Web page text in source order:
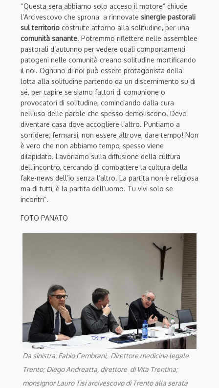
“Questa sera abbiamo solo acceso il motore” chiude
l’Arcivescovo che sprona a rinnovate sinergie pastorali
sul territorio costruite attorno alla solitudine, per una
comunità sanante. Potremmo riflettere nelle assemblee
pastorali d’autunno per vedere quali comportamenti
patogeni nelle comunità creano solitudine mortificando
il noi. Ognuno di noi può essere protagonista della
lotta alla solitudine partendo da un discernimento su di
sé, per capire se siamo fattori di comunione o
provocatori di solitudine, cominciando dalla cura
nell’uso delle parole che spesso demoliscono. Devo
diventare casa dove accogliere l’altro. Puntiamo a
sorridere, fermarsi, non essere altrove, dare tempo! Non
è vero che non abbiamo tempo, spesso viene
dilapidato. Lavoriamo sulla diffusione della cultura
dell’incontro, cercando di combattere la cultura della
fake-news dell’io senza l’altro. La partita non è religiosa
ma di tutti, è la partita dell’uomo. Tu vivi solo se
incontri”.
FOTO PANATO
Da sinistra: Fabio Cembrani, Direttore medicina legale
Trento; Diego Andreatta, direttore di Vita Trentina;
monsignor Lauro Tisi arcivescovo di Trento alla serata